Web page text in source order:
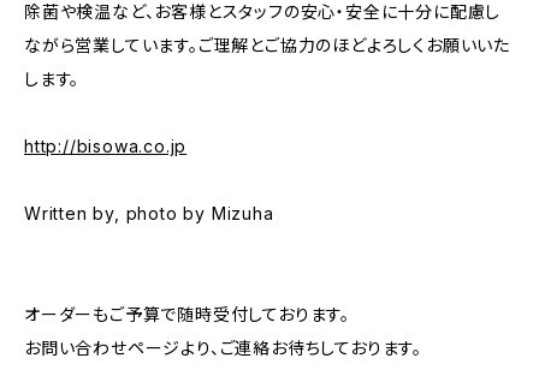
除菌や検温など、お客様とスタッフの安心・安全に十分に配慮し
ながら営業しています。ご理解とご協力のほどよろしくお願いいた
します。
http://bisowa.co.jp
Written by, photo by Mizuha
オーダーもご予算で随時受付しております。
お問い合わせページより、ご連絡お待ちしております。